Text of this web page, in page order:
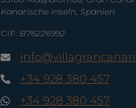
Kanarische Inseln, Spanien
CIF: B76226992
+34 928 380 457
+34 928 380 457